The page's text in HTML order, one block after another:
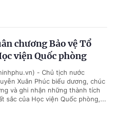
chương Bảo vệ Tổ
viện Quốc phòng
- Chủ tịch nước
Xuân Phúc biểu dương, chúc
và ghi nhận những thành tích
sắc của Học viện Quốc phòng,...